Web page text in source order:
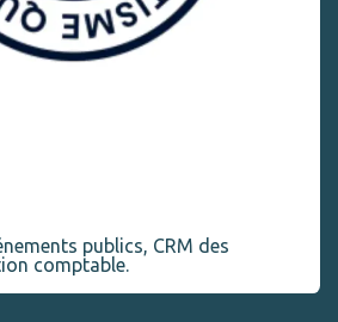
publics, CRM des
comptable.